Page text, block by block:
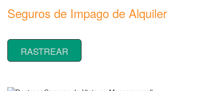
Seguros de Impago de Alquiler
RASTREAR